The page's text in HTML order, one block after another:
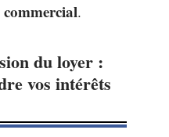
.
du loyer :
vos intérêts